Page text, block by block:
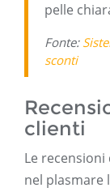
pelle
Fonte:
sconti
clienti
Le
nel plasmare